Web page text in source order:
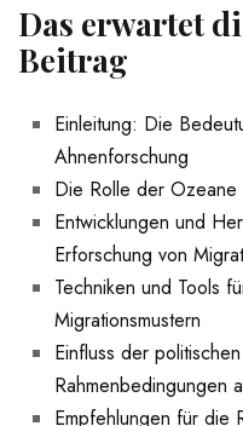
Das erwartet
‌Beitrag
Einleitung: Die
Ahnenforschung
Die Rolle der Ozeane
Entwicklungen und
Erforschung von
Techniken und⁣ Tools⁢
Migrationsmustern
Einfluss der
Rahmenbedingungen
Empfehlungen für ‍die